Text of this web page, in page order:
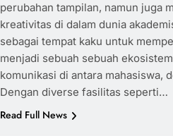
perubahan tampilan, namun juga
kreativitas di dalam dunia
sebagai tempat kaku untuk
menjadi sebuah sebuah
komunikasi di antara mahasiswa,
Dengan diverse fasilitas seperti…
Read Full News